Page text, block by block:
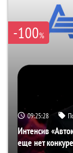
-100%
09:25:27
Интенсив
еще нет